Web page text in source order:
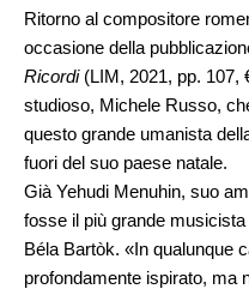
Ritorno al compositore
occasione della
Ricordi (LIM, 2021, pp. 107,
studioso, Michele Russo,
questo grande umanista
fuori del suo paese natale.
Già Yehudi Menuhin, suo
fosse il più grande
Béla Bartòk. «In qualunque
profondamente ispirato, ma